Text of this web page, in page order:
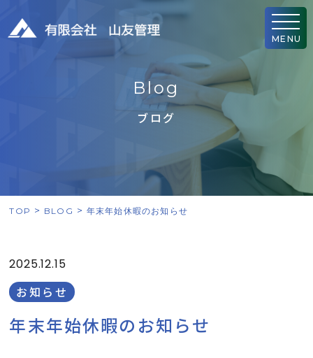
MENU
B log
ブログ
TOP BLOG 年末年始休暇のお知らせ
2025.12.15
お知らせ
年末年始休暇のお知らせ